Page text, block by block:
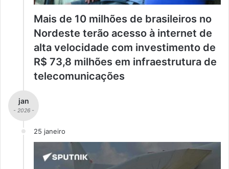
Mais de 10 milhões de brasileiros no
Nordeste terão acesso à internet de
alta velocidade com investimento de
R$ 73,8 milhões em infraestrutura de
telecomunicações
jan
- 2026 -
25 janeiro